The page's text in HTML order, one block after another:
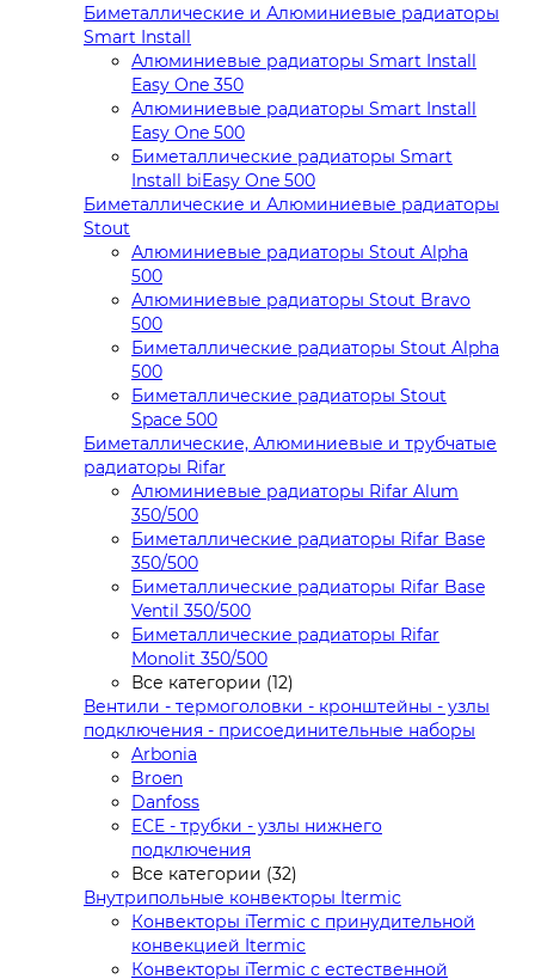
Биметаллические и Алюминиевые радиаторы
Smart Install
Алюминиевые радиаторы Smart Install
Easy One 350
Алюминиевые радиаторы Smart Install
Easy One 500
Биметаллические радиаторы Smart
Install biEasy One 500
Биметаллические и Алюминиевые радиаторы
Stout
Алюминиевые радиаторы Stout Alpha
500
Алюминиевые радиаторы Stout Bravo
500
Биметаллические радиаторы Stout Alpha
500
Биметаллические радиаторы Stout
Space 500
Биметаллические, Алюминиевые и трубчатые
радиаторы Rifar
Алюминиевые радиаторы Rifar Alum
350/500
Биметаллические радиаторы Rifar Base
350/500
Биметаллические радиаторы Rifar Base
Ventil 350/500
Биметаллические радиаторы Rifar
Monolit 350/500
Все категории (12)
Вентили - термоголовки - кронштейны - узлы
подключения - присоединительные наборы
Arbonia
Broen
Danfoss
ECE - трубки - узлы нижнего
подключения
Все категории (32)
Внутрипольные конвекторы Itermic
Конвекторы iTermic c принудительной
конвекцией Itermic
Конвекторы iTermic с естественной